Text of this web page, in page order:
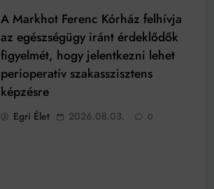
A Markhot Ferenc Kórház felhívja
az egészségügy iránt érdeklődők
figyelmét, hogy jelentkezni lehet
perioperatív szakasszisztens
képzésre
Egri Élet 2026.08.03. 0